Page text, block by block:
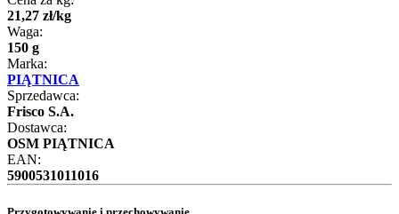
21,27 zł/kg
Waga:
150 g
Marka:
PIĄTNICA
Sprzedawca:
Frisco S.A.
Dostawca:
OSM PIĄTNICA
EAN:
5900531011016